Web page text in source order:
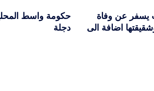
يسفر عن وفاة
اضافة الى
حكومة واسط
دجلة